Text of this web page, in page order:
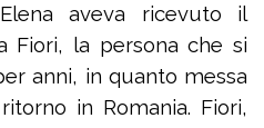
aveva ricevuto il
Fiori, la persona che si
anni, in quanto messa
in Romania. Fiori,